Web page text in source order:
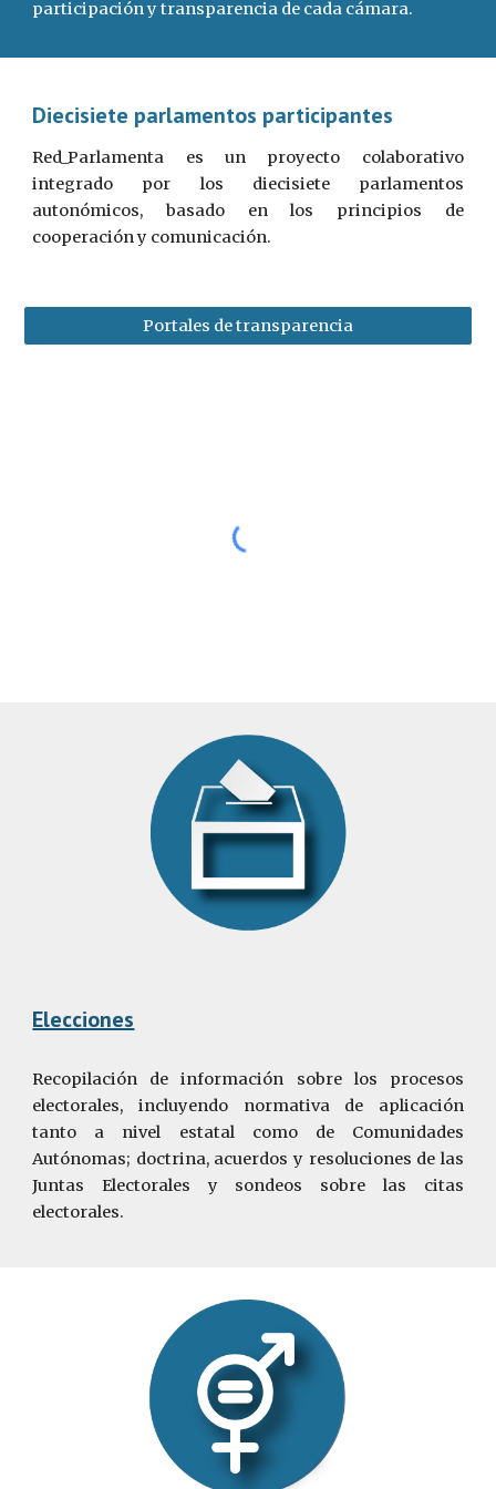
participación y transparencia de cada cámara.
Diecisiete parlamentos participantes
Red_Parlamenta es un proyecto colaborativo
integrado por los diecisiete parlamentos
autonómicos, basado en los principios de
cooperación y comunicación.
Portales de transparencia
Elecciones
Recopilación de información sobre los procesos
electorales, incluyendo normativa de aplicación
tanto a nivel estatal como de Comunidades
Autónomas; doctrina, acuerdos y resoluciones de las
Juntas Electorales y sondeos sobre las citas
electorales.